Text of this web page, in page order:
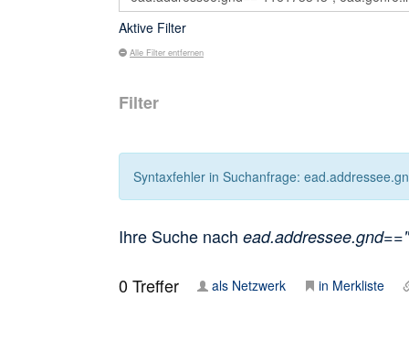
Aktive Filter
Alle Filter entfernen
Filter
Syntaxfehler in Suchanfrage:
Ihre Suche nach
0Treffer als Netzwerk in Merkliste